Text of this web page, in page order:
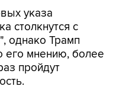
указа
столкнутся с
однако Трамп
его мнению, более
пройдут